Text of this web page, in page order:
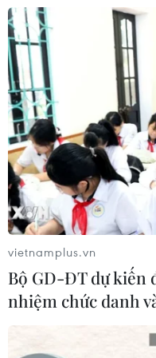
Tổng Biên tập: TRẦN
Phó Tổng Biên tập:
THỦY
Sở hữu trí tuệ
RSS
Ngôn ngữ
Dịch vụ tin
Liên hệ
Giấy phép số: 1374/GP-
vietnamplus.vn
Bộ GD-ĐT dự kiến
nhiệm chức danh